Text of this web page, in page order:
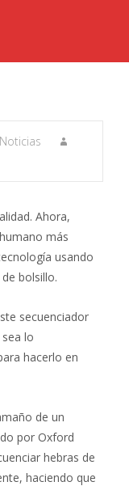
Noticias
Ahora,
más
usando
bolsillo.
secuenciador
lo
hacerlo en
de un
por Oxford
hebras de
haciendo que